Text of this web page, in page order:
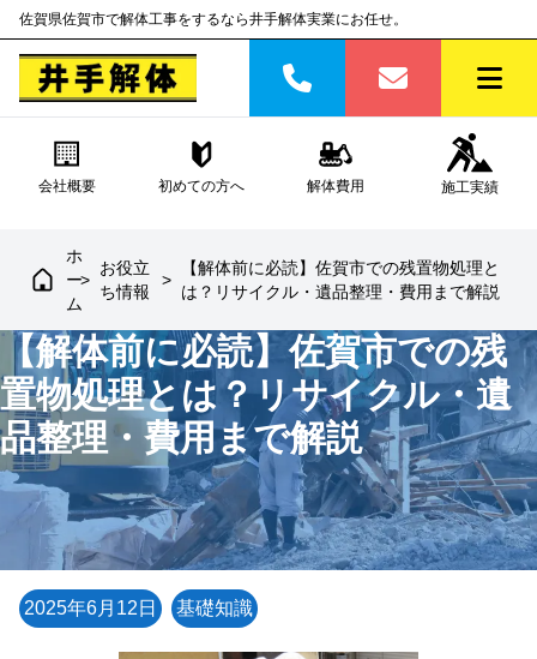
佐賀県佐賀市で解体工事をするなら井手解体実業にお任せ。
会社概要 初めての方へ 解体費用 施工実績
ホ
ー
ム
>
お役立
ち情報
>
【解体前に必読】佐賀市での残置物処理と
は？リサイクル・遺品整理・費用まで解説
【解体前に必読】佐賀市での残
置物処理とは？リサイクル・遺
品整理・費用まで解説
2025年6月12日 基礎知識